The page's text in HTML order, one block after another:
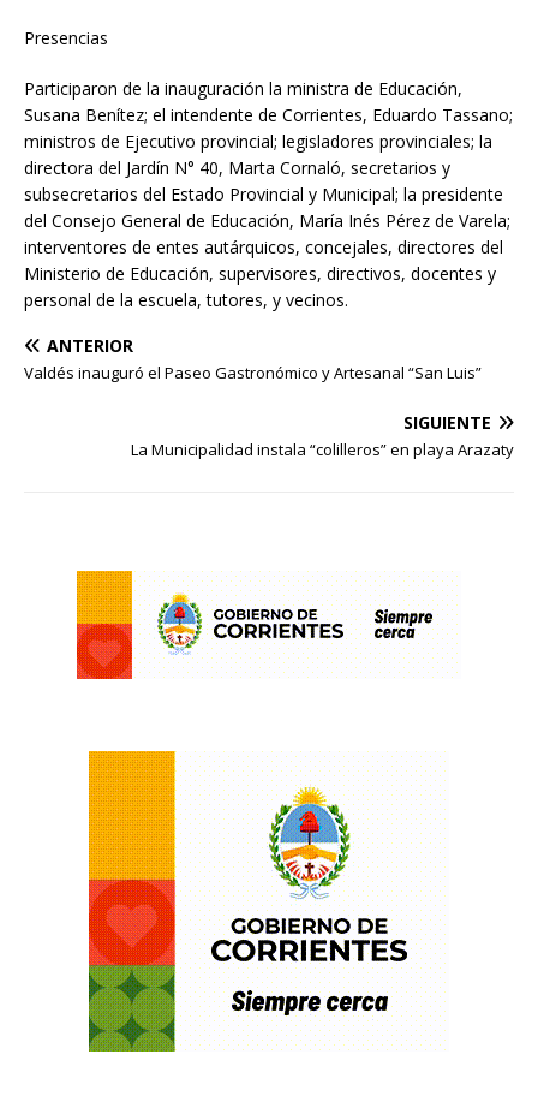
Presencias
Participaron de la inauguración la ministra de Educación,
Susana Benítez; el intendente de Corrientes, Eduardo Tassano;
ministros de Ejecutivo provincial; legisladores provinciales; la
directora del Jardín N° 40, Marta Cornaló, secretarios y
subsecretarios del Estado Provincial y Municipal; la presidente
del Consejo General de Educación, María Inés Pérez de Varela;
interventores de entes autárquicos, concejales, directores del
Ministerio de Educación, supervisores, directivos, docentes y
personal de la escuela, tutores, y vecinos.
ANTERIOR
Valdés inauguró el Paseo Gastronómico y Artesanal “San Luis”
SIGUIENTE
La Municipalidad instala “colilleros” en playa Arazaty